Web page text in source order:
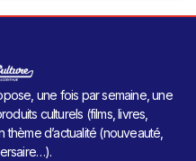
une fois par semaine, une
culturels (films, livres,
d’actualité (nouveauté,